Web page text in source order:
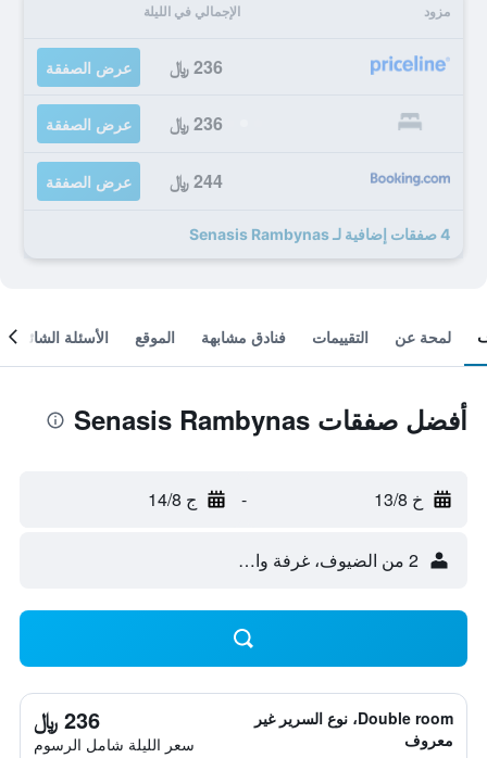
مزود الإجمالي في الليلة
236 ﷼ عرض الصفقة
236 ﷼ عرض الصفقة
244 ﷼ عرض الصفقة
4 صفقات إضافية لـ Senasis Rambynas
لمحة عن التقييمات فنادق مشابهة الموقع الأسئلة الشائعة
أفضل صفقات Senasis Rambynas
خ 13/8 - ج 14/8
2 من الضيوف، غرفة واحدة
Double room، نوع السرير غير
معروف
236 ﷼
سعر الليلة شامل الرسوم